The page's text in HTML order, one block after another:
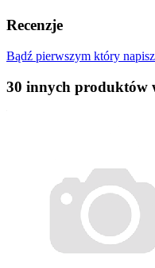
Recenzje
Bądź pierwszym który
30 innych produktów